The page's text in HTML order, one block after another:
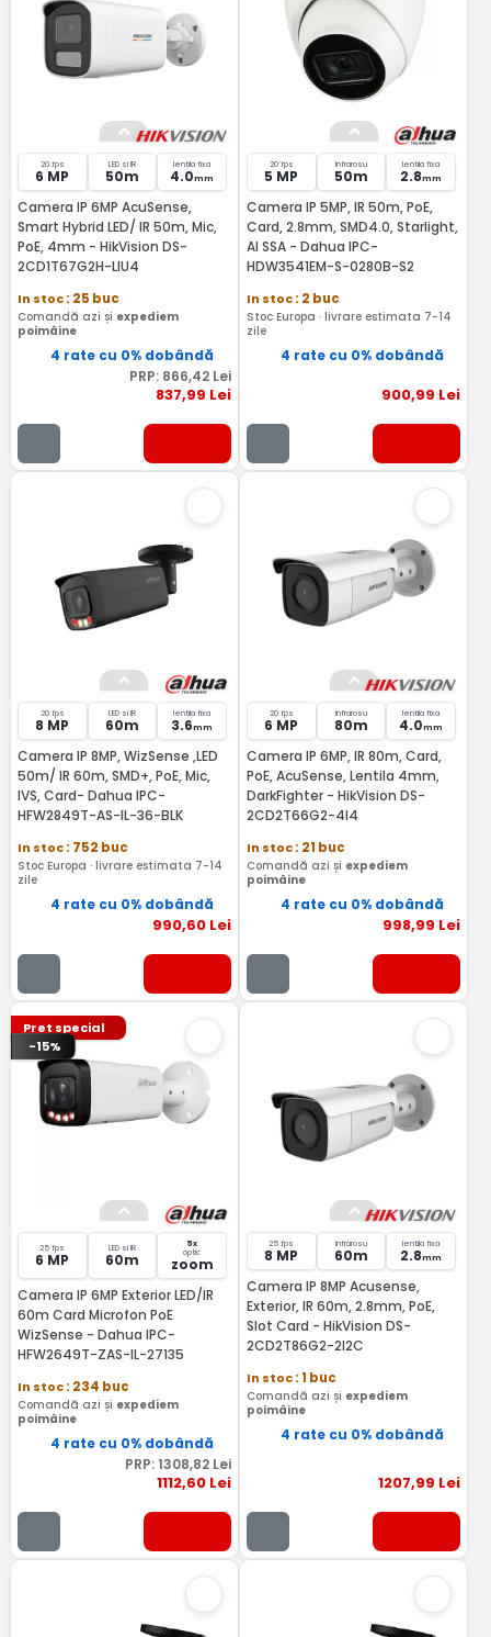
20 fps
6 MP
LED si IR
50m
lentila fixa
4.0mm
Camera IP 6MP AcuSense,
Smart Hybrid LED/ IR 50m, Mic,
PoE, 4mm - HikVision DS-
2CD1T67G2H-LIU4
In stoc: 25 buc
Comandă azi și expediem
poimâine
4 rate cu 0% dobândă
PRP: 866,42Lei
837,99 Lei
20 fps
5 MP
Infrarosu
50m
lentila fixa
2.8mm
Camera IP 5MP, IR 50m, PoE,
Card, 2.8mm, SMD4.0, Starlight,
AI SSA - Dahua IPC-
HDW3541EM-S-0280B-S2
In stoc: 2 buc
Stoc Europa · livrare estimata 7-14
zile
4 rate cu 0% dobândă
900,99 Lei
20 fps
8 MP
LED si IR
60m
lentila fixa
3.6mm
Camera IP 8MP, WizSense ,LED
50m/ IR 60m, SMD+, PoE, Mic,
IVS, Card- Dahua IPC-
HFW2849T-AS-IL-36-BLK
In stoc: 752 buc
Stoc Europa · livrare estimata 7-14
zile
4 rate cu 0% dobândă
990,60Lei
20 fps
6 MP
Infrarosu
80m
lentila fixa
4.0mm
Camera IP 6MP, IR 80m, Card,
PoE, AcuSense, Lentila 4mm,
DarkFighter - HikVision DS-
2CD2T66G2-4I4
In stoc: 21 buc
Comandă azi și expediem
poimâine
4 rate cu 0% dobândă
998,99 Lei
Pret special
-15%
25 fps
6 MP
LED si IR
60m
5x
optic
zoom
Camera IP 6MP Exterior LED/IR
60m Card Microfon PoE
WizSense - Dahua IPC-
HFW2649T-ZAS-IL-27135
In stoc: 234 buc
Comandă azi și expediem
poimâine
4 rate cu 0% dobândă
PRP: 1308,82Lei
1112,60Lei
25 fps
8 MP
Infrarosu
60m
lentila fixa
2.8mm
Camera IP 8MP Acusense,
Exterior, IR 60m, 2.8mm, PoE,
Slot Card - HikVision DS-
2CD2T86G2-2I2C
In stoc: 1 buc
Comandă azi și expediem
poimâine
4 rate cu 0% dobândă
1207,99 Lei